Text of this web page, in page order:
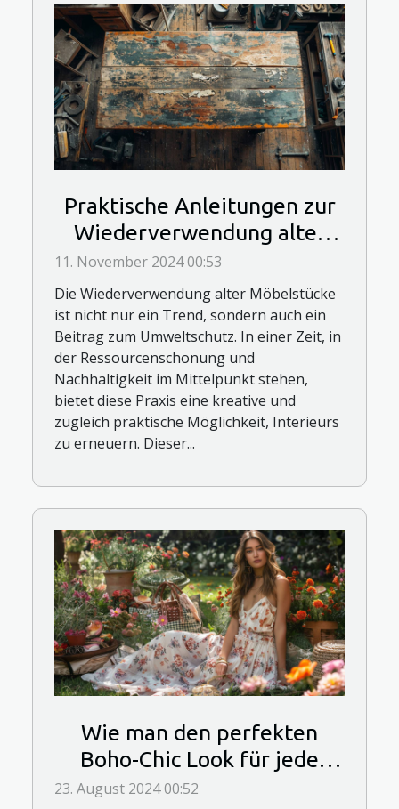
Praktische Anleitungen zur
Wiederverwendung alter
Möbelstücke
11. November 2024 00:53
Die Wiederverwendung alter Möbelstücke
ist nicht nur ein Trend, sondern auch ein
Beitrag zum Umweltschutz. In einer Zeit, in
der Ressourcenschonung und
Nachhaltigkeit im Mittelpunkt stehen,
bietet diese Praxis eine kreative und
zugleich praktische Möglichkeit, Interieurs
zu erneuern. Dieser...
Wie man den perfekten
Boho-Chic Look für jede
Jahreszeit kreiert
23. August 2024 00:52